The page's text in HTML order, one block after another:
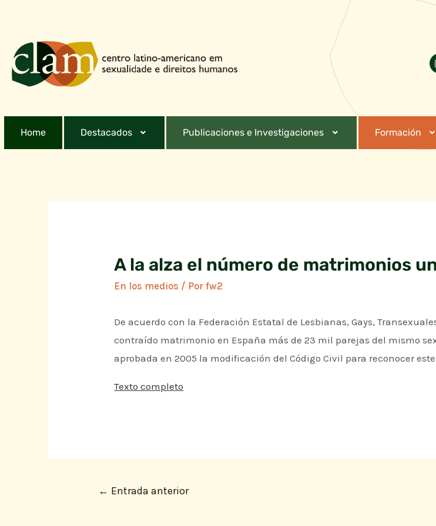
Home Destacados Publicaciones e Investigaciones Formación
A la alza el número de matrimonios
En los medios / Porfw2
De acuerdo con la Federación Estatal de Lesbianas, Gays,
contraído matrimonio en España más de 23 mil parejas del mismo
aprobada en 2005 la modificación del Código Civil para reconocer
Texto completo
← Entrada anterior